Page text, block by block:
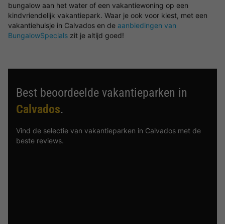
bungalow aan het water of een vakantiewoning op een
kindvriendelijk vakantiepark. Waar je ook voor kiest, met een
vakantiehuisje in Calvados en de aanbiedingen van
BungalowSpecials zit je altijd goed!
Best beoordeelde vakantieparken in
Calvados.
Vind de selectie van vakantieparken in Calvados met de
beste reviews.